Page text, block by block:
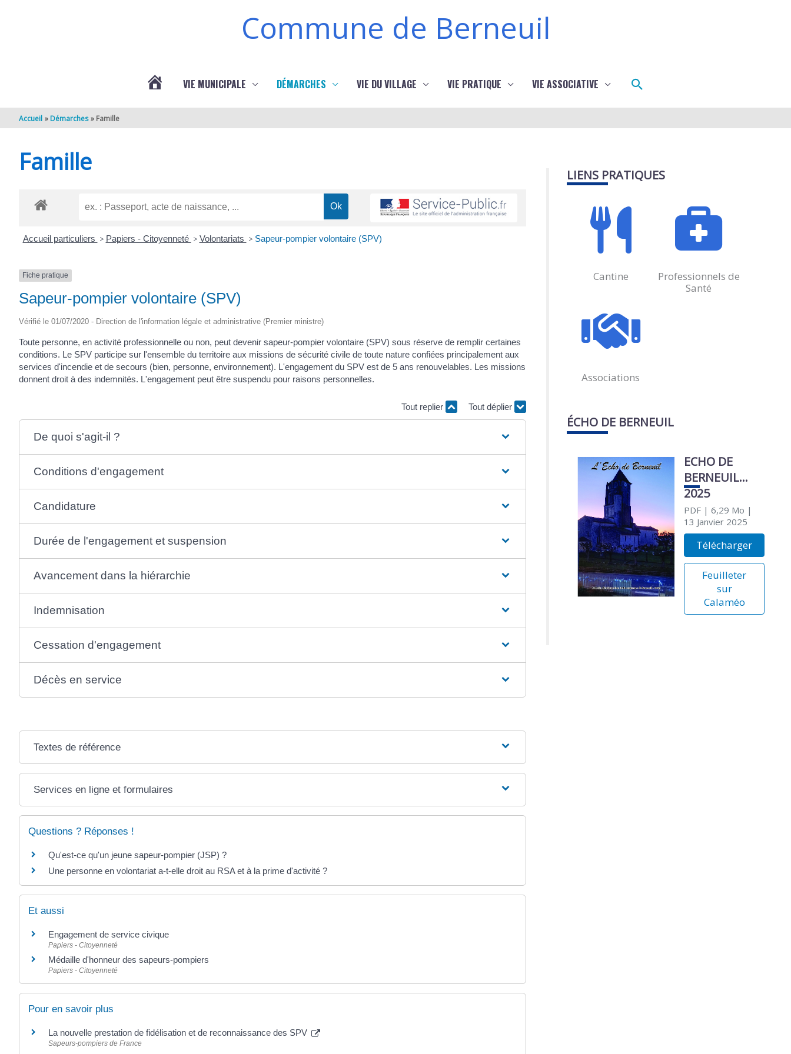
Commune de Berneuil
VIE MUNICIPALE DÉMARCHES VIE DU VILLAGE VIE PRATIQUE VIE ASSOCIATIVE Rechercher
Accueil Démarches Famille
Famille
Accueil particuliers > Papiers - Citoyenneté > Volontariats > Sapeur-pompier volontaire (SPV)
Fiche pratique
Sapeur-pompier volontaire (SPV)
Vérifié le 01/07/2020 - Direction de l'information légale et administrative (Premier ministre)
Toute personne, en activité professionnelle ou non, peut devenir sapeur-pompier volontaire (SPV) sous réserve de remplir certaines
conditions. Le SPV participe sur l'ensemble du territoire aux missions de sécurité civile de toute nature confiées principalement aux
services d'incendie et de secours (bien, personne, environnement). L'engagement du SPV est de 5 ans renouvelables. Les missions
donnent droit à des indemnités. L'engagement peut être suspendu pour raisons personnelles.
Tout replier Tout déplier
De quoi s'agit-il ?
Conditions d'engagement
Candidature
Durée de l'engagement et suspension
Avancement dans la hiérarchie
Indemnisation
Cessation d'engagement
Décès en service
Textes de référence
Services en ligne et formulaires
Questions ? Réponses !
Qu'est-ce qu'un jeune sapeur-pompier (JSP) ?
Une personne en volontariat a-t-elle droit au RSA et à la prime d'activité ?
Et aussi
Engagement de service civique
Papiers - Citoyenneté
Médaille d'honneur des sapeurs-pompiers
Papiers - Citoyenneté
Pour en savoir plus
La nouvelle prestation de fidélisation et de reconnaissance des SPV
Sapeurs-pompiers de France
LIENS PRATIQUES
Cantine
Professionnels de
Santé
Associations
ÉCHO DE BERNEUIL
ECHO DE
BERNEUIL
2025
PDF| 6,29 Mo |
13 Janvier 2025
Télécharger
Feuilleter
sur
Calaméo